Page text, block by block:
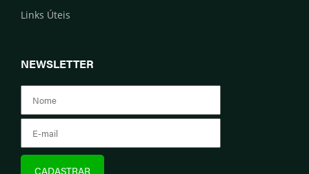
Links Úteis
NEWSLETTER